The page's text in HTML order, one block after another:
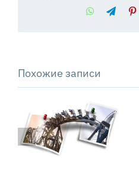
WhatsApp
Похожие записи
Как превратить
«драмы»
коммуникации